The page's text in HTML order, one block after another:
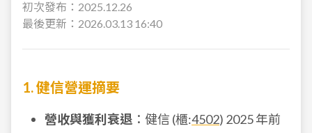
初次發布： 2025.12.26
最後更新： 2026.03.13 16:40
1. 健信營運摘要
營收與獲利衰退 ：健信 (櫃:4502) 2025 年前